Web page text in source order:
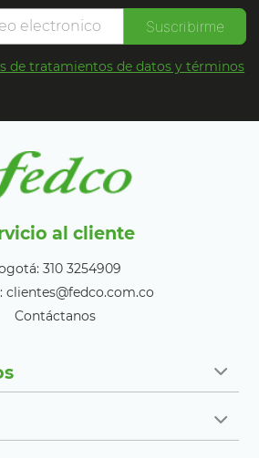
Suscribirme
de tratamientos de datos y términos
al cliente
310 3254909
clientes@fedco.com.co
Contáctanos